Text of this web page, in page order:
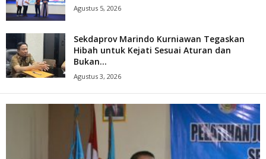
Agustus 5, 2026
Sekdaprov Marindo Kurniawan Tegaskan
Hibah untuk Kejati Sesuai Aturan dan
Bukan...
Agustus 3, 2026